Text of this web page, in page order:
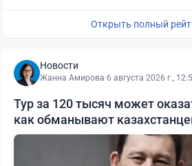
Открыть полный
Новости
Жанна Амирова·6 августа 2026 г.,
Тур за 120 тысяч может
как обманывают